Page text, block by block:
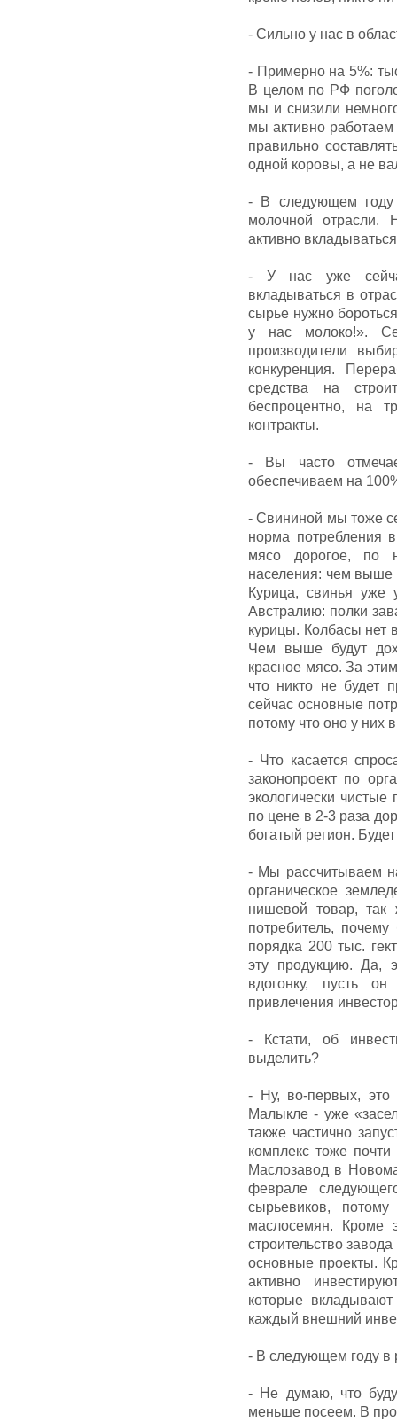
- Сильно у нас в
- Примерно на 5%:
В целом по РФ
мы и снизили
мы активно
правильно
одной коровы, а не
- В следующем году
молочной отрасли.
активно
- У нас уже
вкладываться в
сырье нужно
у нас молоко!».
производители
конкуренция.
средства на
беспроцентно, на
контракты.
- Вы часто
обеспечиваем на
- Свининой мы тоже
норма
мясо дорогое, по
населения: чем выше
Курица, свинья уже
Австралию: полки
курицы. Колбасы нет
Чем выше будут
красное мясо. За
что никто не будет
сейчас основные
потому что оно у них
- Что касается
законопроект по
экологически
по цене в 2-3 раза
богатый регион.
- Мы рассчитываем
органическое
нишевой товар, так
потребитель,
порядка 200 тыс.
эту продукцию. Да,
вдогонку, пусть
привлечения
- Кстати, об
выделить?
- Ну, во-первых,
Малыкле - уже
также частично
комплекс тоже
Маслозавод в
феврале
сырьевиков,
маслосемян. Кроме
строительство
основные проекты.
активно
которые
каждый внешний
- В следующем году в
- Не думаю, что
меньше посеем. В